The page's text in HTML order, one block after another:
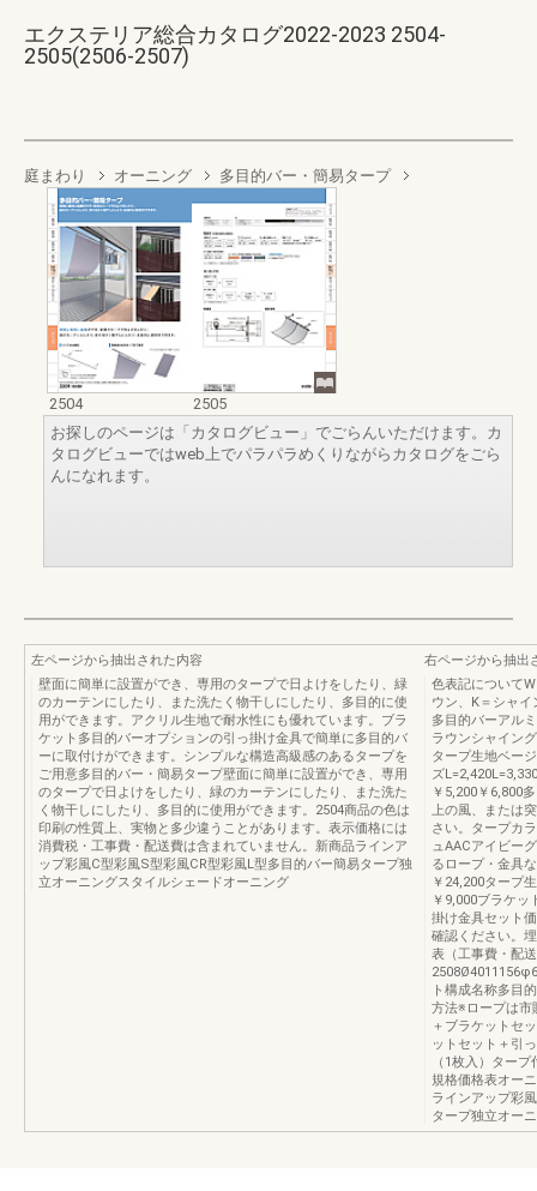
エクステリア総合カタログ2022-2023 2504-
2505(2506-2507)
庭まわり オーニング 多目的バー・簡易タープ
2504
2505
お探しのページは「カタログビュー」でごらんいただけます。カ
タログビューではweb上でパラパラめくりながらカタログをごら
んになれます。
左ページから抽出された内容
壁面に簡単に設置ができ、専用のタープで日よけをしたり、緑
のカーテンにしたり、また洗たく物干しにしたり、多目的に使
用ができます。アクリル生地で耐水性にも優れています。ブラ
ケット多目的バーオプションの引っ掛け金具で簡単に多目的バ
ーに取付けができます。シンプルな構造高級感のあるタープを
ご用意多目的バー・簡易タープ壁面に簡単に設置ができ、専用
のタープで日よけをしたり、緑のカーテンにしたり、また洗た
く物干しにしたり、多目的に使用ができます。2504商品の色は
印刷の性質上、実物と多少違うことがあります。表示価格には
消費税・工事費・配送費は含まれていません。新商品ラインア
ップ彩風C型彩風S型彩風CR型彩風L型多目的バー簡易タープ独
立オーニングスタイルシェードオーニング
右ページから抽出
色表記について
ウン、K＝シャ
多目的バーアル
ラウンシャイン
タープ生地ベー
ズ
￥5,200￥6,800
上の風、または
さい。タープカ
ュAACアイビー
るロープ・金具
￥24,200タープ
￥9,000ブラケ
掛け金具セット
確認ください。
表（工事費・配
ト構成名称多目
方法※ロープは市
＋ブラケットセ
ットセット＋引
（1枚入）ター
規格価格表オー
ラインアップ彩
タープ独立オー